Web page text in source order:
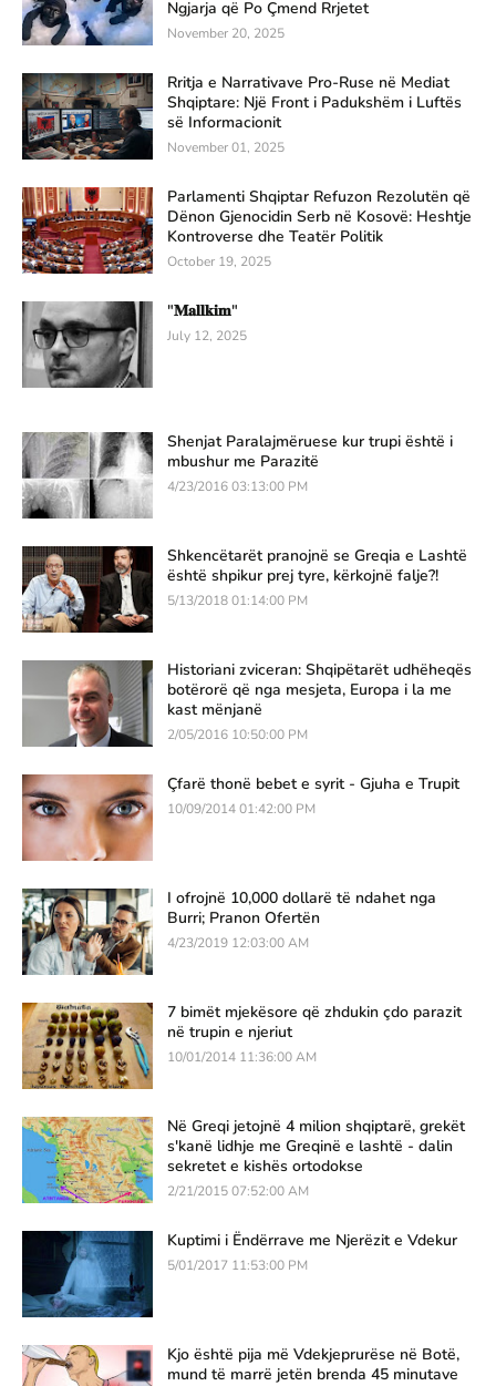
Ngjarja që Po Çmend Rrjetet
November 20, 2025
Rritja e Narrativave Pro-Ruse në Mediat
Shqiptare: Një Front i Padukshëm i Luftës
së Informacionit
November 01, 2025
Parlamenti Shqiptar Refuzon Rezolutën që
Dënon Gjenocidin Serb në Kosovë: Heshtje
Kontroverse dhe Teatër Politik
October 19, 2025
"𝐌𝐚𝐥𝐥𝐤𝐢𝐦"
July 12, 2025
Shenjat Paralajmëruese kur trupi është i
mbushur me Parazitë
4/23/2016 03:13:00 PM
Shkencëtarët pranojnë se Greqia e Lashtë
është shpikur prej tyre, kërkojnë falje?!
5/13/2018 01:14:00 PM
Historiani zviceran: Shqipëtarët udhëheqës
botërorë që nga mesjeta, Europa i la me
kast mënjanë
2/05/2016 10:50:00 PM
Çfarë thonë bebet e syrit - Gjuha e Trupit
10/09/2014 01:42:00 PM
I ofrojnë 10,000 dollarë të ndahet nga
Burri; Pranon Ofertën
4/23/2019 12:03:00 AM
7 bimët mjekësore që zhdukin çdo parazit
në trupin e njeriut
10/01/2014 11:36:00 AM
Në Greqi jetojnë 4 milion shqiptarë, grekët
s'kanë lidhje me Greqinë e lashtë - dalin
sekretet e kishës ortodokse
2/21/2015 07:52:00 AM
Kuptimi i Ëndërrave me Njerëzit e Vdekur
5/01/2017 11:53:00 PM
Kjo është pija më Vdekjeprurëse në Botë,
mund të marrë jetën brenda 45 minutave